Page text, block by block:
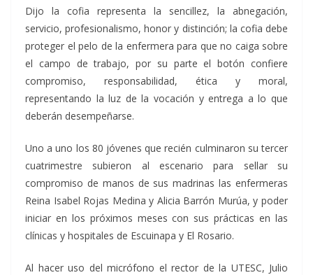
Dijo la cofia representa la sencillez, la abnegación,
servicio, profesionalismo, honor y distinción; la cofia debe
proteger el pelo de la enfermera para que no caiga sobre
el campo de trabajo, por su parte el botón confiere
compromiso, responsabilidad, ética y moral,
representando la luz de la vocación y entrega a lo que
deberán desempeñarse.
Uno a uno los 80 jóvenes que recién culminaron su tercer
cuatrimestre subieron al escenario para sellar su
compromiso de manos de sus madrinas las enfermeras
Reina Isabel Rojas Medina y Alicia Barrón Murúa, y poder
iniciar en los próximos meses con sus prácticas en las
clínicas y hospitales de Escuinapa y El Rosario.
Al hacer uso del micrófono el rector de la UTESC, Julio